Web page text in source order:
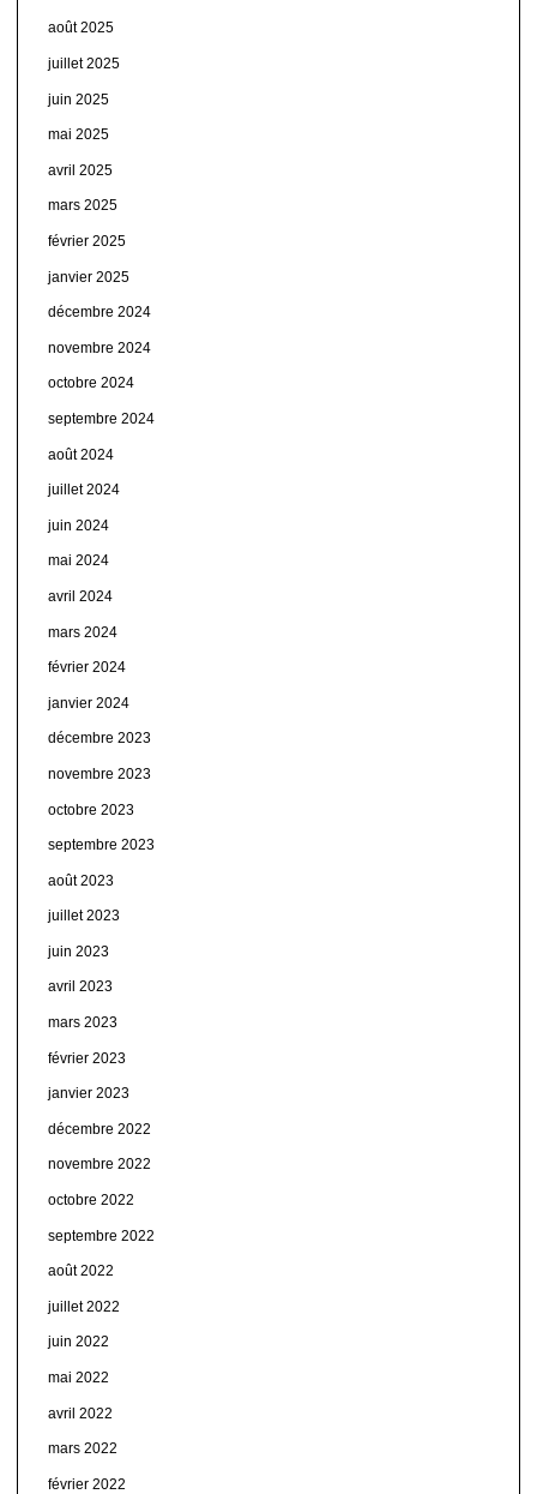
août 2025
juillet 2025
juin 2025
mai 2025
avril 2025
mars 2025
février 2025
janvier 2025
décembre 2024
novembre 2024
octobre 2024
septembre 2024
août 2024
juillet 2024
juin 2024
mai 2024
avril 2024
mars 2024
février 2024
janvier 2024
décembre 2023
novembre 2023
octobre 2023
septembre 2023
août 2023
juillet 2023
juin 2023
avril 2023
mars 2023
février 2023
janvier 2023
décembre 2022
novembre 2022
octobre 2022
septembre 2022
août 2022
juillet 2022
juin 2022
mai 2022
avril 2022
mars 2022
février 2022